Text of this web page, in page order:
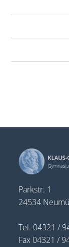
Parkstr. 1
24534
Tel. 04321 /
Fax 04321 /